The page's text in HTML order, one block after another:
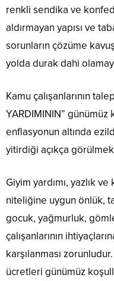
renkli sendika ve
aldırmayan yapısı ve
sorunların çözüme
yolda durak dahi
Kamu çalışanlarının
YARDIMININ” günümüz
enflasyonun altında
yitirdiği açıkça
Giyim yardımı, yazlık
niteliğine uygun önlük,
gocuk, yağmurluk,
çalışanlarının
karşılanması
ücretleri günümüz